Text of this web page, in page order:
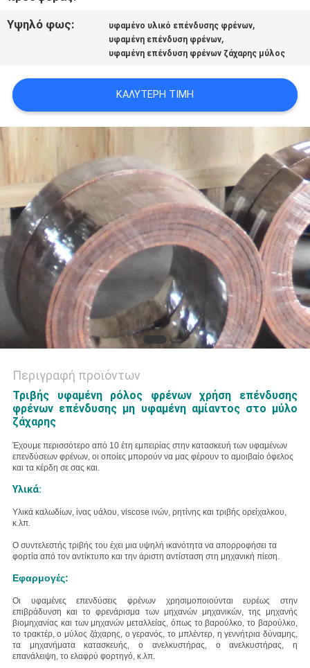
SITEMAP
POLICY
Υψηλό φως: υφαμένο υλικό επένδυσης φρένων,
υφαμένη επένδυση φρένων,
υφαμένη επένδυση φρένων ζάχαρης μύλος
ΚΑΛΎΤΕΡΗ ΤΙΜΉ
Περιγραφή προϊόντων
Τριβής υφαμένη ρόλος φρένων χρήση επένδυσης
φρένων επένδυσης μη υφαμένη αμίαντος στο μύλο
ζάχαρης
Έχουμε περισσότερο από 10 έτη εμπειρίας στην κατασκευή των υφαμένων
επενδύσεων φρένων, οι οποίες μπορούν να μας φέρουν το αμοιβαίο όφελος
και τα κέρδη σε σας και.
Υλικά:
Υλικάκαλωδίων, ίνας υάλου, viscose ινών, ρητίνης και τριβής ορείχαλκου,
κ.λπ.
Ο συντελεστής τριβής του έχει μια υψηλή ικανότητα να απορροφήσει τα
φορτία από τον αντίκτυπο και την άριστη αντίσταση στη μηχανική πίεση.
Εφαρμογές:
Οι υφαμένες επενδύσεις φρένων χρησιμοποιούνται ευρέως στην
επιβράδυνση και το φρενάρισμα των μηχανών μηχανικών, της μηχανής
βιομηχανίας και των μηχανών μεταλλείας, όπως το βαρούλκο, το βαρούλκο,
το τρακτέρ, ο μύλος ζάχαρης, ο γερανός, το μπλέντερ, η γεννήτρια δύναμης,
τα μηχανήματα κατασκευής, ο ανελκυστήρας, ο ανελκυστήρας, η
επανάλειψη, το ελαφρύ φορτηγό, κ.λπ.